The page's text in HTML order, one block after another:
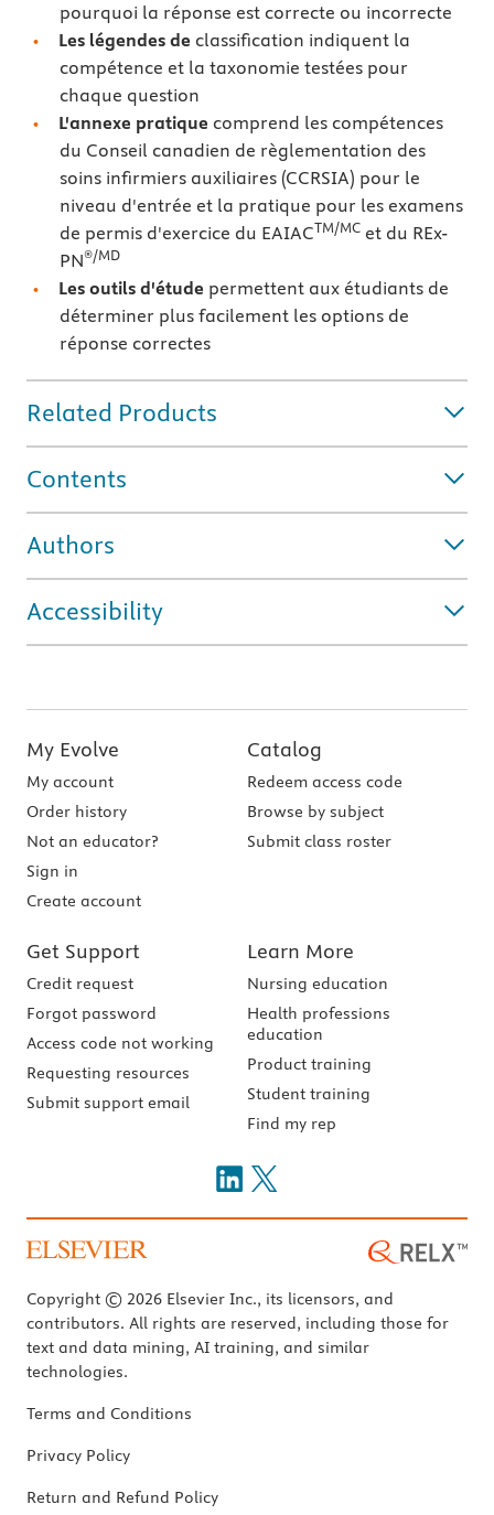
pourquoi la réponse est correcte ou incorrecte
Les légendes de classification indiquent la
compétence et la taxonomie testées pour
chaque question
L'annexe pratique comprend les compétences
du Conseil canadien de règlementation des
soins infirmiers auxiliaires (CCRSIA) pour le
niveau d'entrée et la pratique pour les examens
de permis d'exercice du EAIACTM/MCet du REx-
PN®/MD
Les outils d'étude permettent aux étudiants de
déterminer plus facilement les options de
réponse correctes
Related Products
Contents
Authors
Accessibility
My Evolve
My account
Order history
Not an educator?
Sign in
Create account
Catalog
Redeem access code
Browse by subject
Submit class roster
Get Support
Credit request
Forgot password
Access code not working
Requesting resources
Submit support email
Learn More
Nursing education
Health professions
education
Product training
Student training
Find my rep
Copyright © 2026 Elsevier Inc., its licensors, and
contributors. All rights are reserved, including those for
text and data mining, AI training, and similar
technologies.
Terms and Conditions
Privacy Policy
Return and Refund Policy